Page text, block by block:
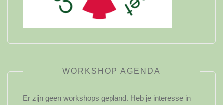
WORKSHOP AGENDA
Er zijn geen workshops gepland. Heb je interesse in